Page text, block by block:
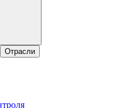
Отрасли